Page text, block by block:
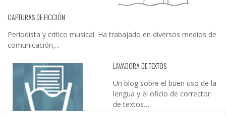
CAPTURAS DE FICCIÓN
Periodista y crítico musical. Ha trabajado en diversos medios de
comunicación,...
LAVADORA DE TEXTOS
Un blog sobre el buen uso de la
lengua y el oficio de corrector
de textos…